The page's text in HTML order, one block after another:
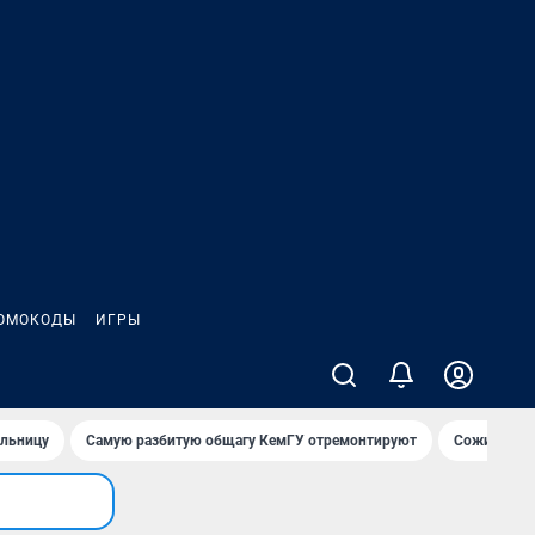
ИГРЫ
Самую разбитую общагу КемГУ отремонтируют